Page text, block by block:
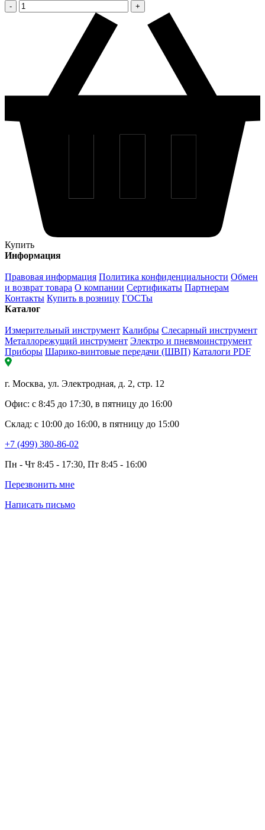
Купить
Информация
Правовая информация Политика конфиденциальности Обмен
и возврат товара О компании Сертификаты Партнерам
Контакты Купить в розницу ГОСТы
Каталог
Измерительный инструмент Калибры Слесарный инструмент
Металлорежущий инструмент Электро и пневмоинструмент
Приборы Шарико-винтовые передачи (ШВП) Каталоги PDF
г. Москва, ул. Электродная, д. 2, стр. 12
Офис: с 8:45 до 17:30, в пятницу до 16:00
Склад: с 10:00 до 16:00, в пятницу до 15:00
+7 (499) 380-86-02
Пн - Чт 8:45 - 17:30, Пт 8:45 - 16:00
Перезвонить мне
Написать письмо